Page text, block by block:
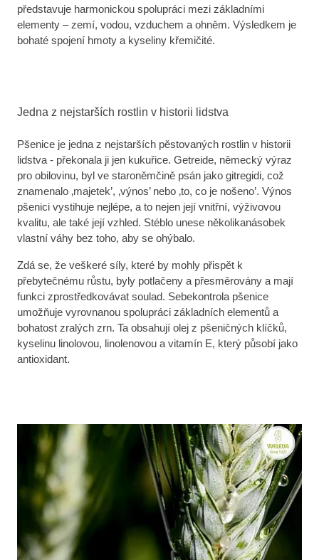
představuje harmonickou spolupráci mezi základními
elementy – zemí, vodou, vzduchem a ohněm. Výsledkem je
bohaté spojení hmoty a kyseliny křemičité.
Jedna z nejstarších rostlin v historii lidstva
Pšenice je jedna z nejstarších pěstovaných rostlin v historii
lidstva - překonala ji jen kukuřice. Getreide, německý výraz
pro obilovinu, byl ve staroněmčině psán jako gitregidi, což
znamenalo ‚majetek’, ‚výnos’ nebo ‚to, co je nošeno’. Výnos
pšenici vystihuje nejlépe, a to nejen její vnitřní, výživovou
kvalitu, ale také její vzhled. Stéblo unese několikanásobek
vlastní váhy bez toho, aby se ohýbalo.
Zdá se, že veškeré síly, které by mohly přispět k
přebytečnému růstu, byly potlačeny a přesměrovány a mají
funkci zprostředkovávat soulad. Sebekontrola pšenice
umožňuje vyrovnanou spolupráci základních elementů a
bohatost zralých zrn. Ta obsahují olej z pšeničných klíčků,
kyselinu linolovou, linolenovou a vitamín E, který působí jako
antioxidant.